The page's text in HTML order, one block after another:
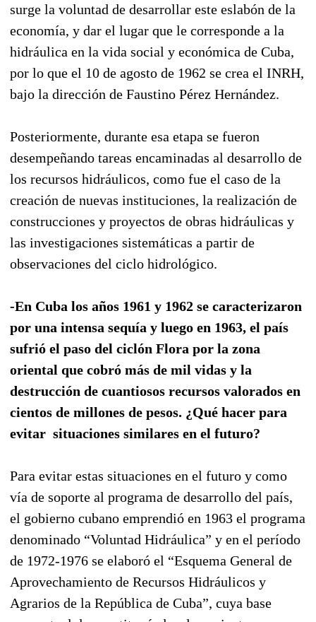
surge la voluntad de desarrollar este eslabón de la
economía, y dar el lugar que le corresponde a la
hidráulica en la vida social y económica de Cuba,
por lo que el 10 de agosto de 1962 se crea el INRH,
bajo la dirección de Faustino Pérez Hernández.
Posteriormente, durante esa etapa se fueron
desempeñando tareas encaminadas al desarrollo de
los recursos hidráulicos, como fue el caso de la
creación de nuevas instituciones, la realización de
construcciones y proyectos de obras hidráulicas y
las investigaciones sistemáticas a partir de
observaciones del ciclo hidrológico.
-En Cuba los años 1961 y 1962 se caracterizaron
por una intensa sequía y luego en 1963, el país
sufrió el paso del ciclón Flora por la zona
oriental que cobró más de mil vidas y la
destrucción de cuantiosos recursos valorados en
cientos de millones de pesos. ¿Qué hacer para
evitar situaciones similares en el futuro?
Para evitar estas situaciones en el futuro y como
vía de soporte al programa de desarrollo del país,
el gobierno cubano emprendió en 1963 el programa
denominado “Voluntad Hidráulica” y en el período
de 1972-1976 se elaboró el “Esquema General de
Aprovechamiento de Recursos Hidráulicos y
Agrarios de la República de Cuba”, cuya base